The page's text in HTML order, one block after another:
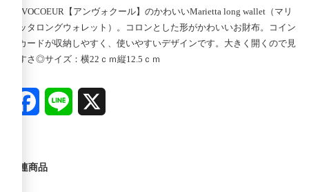
ANVOCOEUR【アンヴォクール】のかわいいMarietta long wallet（マリ
エッタロングウォレット）。コロンとした形がかわいいお財布。コイン
やカードが収納しやすく、使いやすいデザインです。大きく開くので見
やすさ◎サイズ：横22ｃｍ縦12.5ｃｍ
FacebookLine
関連商品